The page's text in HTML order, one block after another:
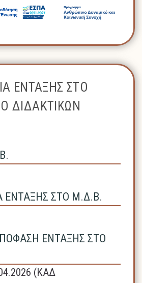
ΕΝΤΑΞΗΣ ΣΤΟ
ΔΙΔΑΚΤΙΚΩΝ
ΣΤΟ Μ.Δ.Β.
ΕΝΤΑΞΗΣ ΣΤΟ
(ΚΑΔ